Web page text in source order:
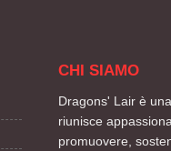
CHI SIAMO
Dragons' Lair è
riunisce
promuovere,